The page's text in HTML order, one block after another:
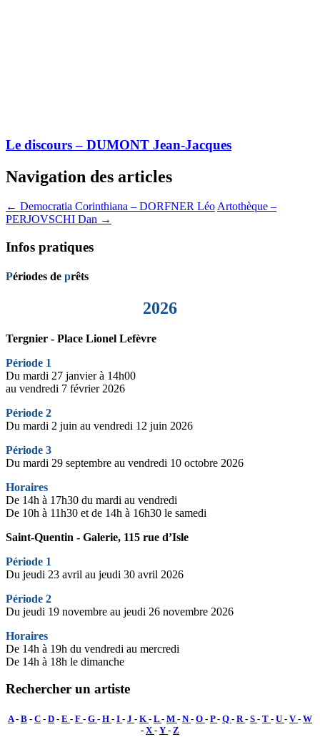
Le discours – DUMONT Jean-Jacques
Navigation des articles
← Democratia Corinthiana – DORFNER LéoArtothèque –
PERJOVSCHI Dan →
Infos pratiques
Périodes de prêts
2026
Tergnier - Place Lionel Lefèvre
Période 1
Du mardi 27 janvier à 14h00
au vendredi 7 février 2026
Période 2
Du mardi 2 juin au vendredi 12 juin 2026
Période 3
Du mardi 29 septembre au vendredi 10 octobre 2026
Horaires
De 14h à 17h30 du mardi au vendredi
De 10h à 11h30 et de 14h à 16h30 le samedi
Saint-Quentin - Galerie, 115 rue d’Isle
Période 1
Du jeudi 23 avril au jeudi 30 avril 2026
Période 2
Du jeudi 19 novembre au jeudi 26 novembre 2026
Horaires
De 14h à 19h du vendredi au mercredi
De 14h à 18h le dimanche
Rechercher un artiste
A- B - C - D - E - F - G - H - I - J - K - L - M - N- O - P- Q - R - S - T - U - V- W
- X - Y - Z